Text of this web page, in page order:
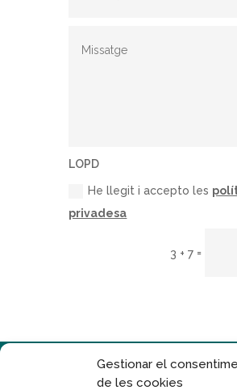
Gestionar el
de les cookies
LOPD
He llegit i accepto les
privadesa
3 + 7=